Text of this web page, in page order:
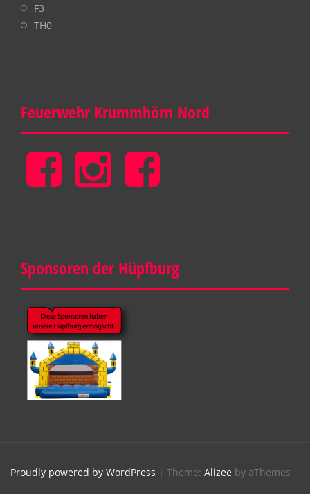
F3
TH0
Feuerwehr Krummhörn Nord
Feuerwehr
Krummhörn
Feuerwehr
Krummhörn
Gemeinde
Sponsoren der Hüpfburg
Proudly powered by WordPress | Theme: Alizee by aThemes